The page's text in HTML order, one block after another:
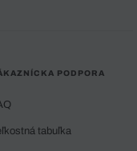
PODPORA
tabuľka